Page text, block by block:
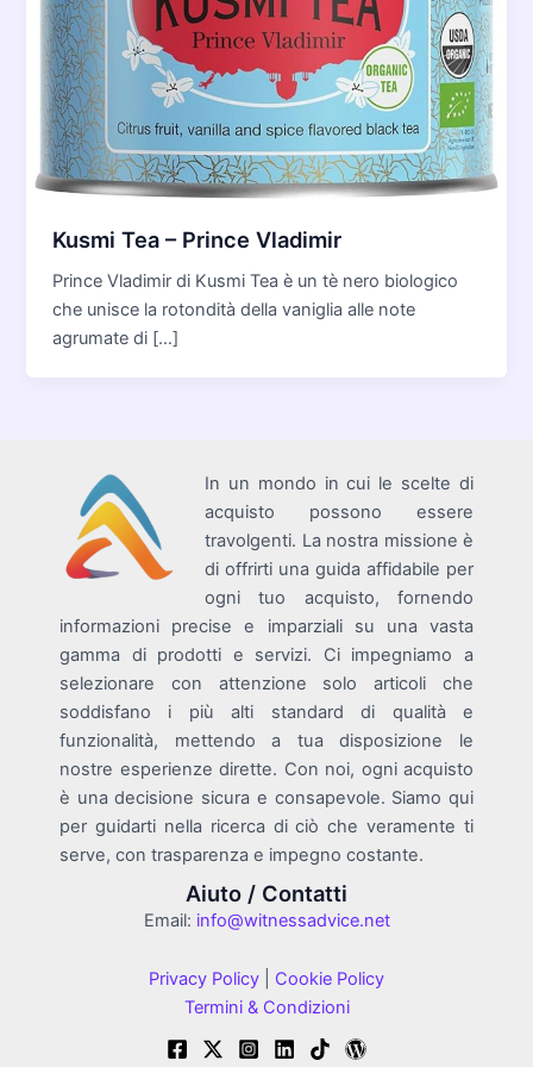
Kusmi Tea – Prince Vladimir
Prince Vladimir di Kusmi Tea è un tè nero biologico
che unisce la rotondità della vaniglia alle note
agrumate di […]
In un mondo in cui le scelte di
acquisto possono essere
travolgenti. La nostra missione è
di offrirti una guida affidabile per
ogni tuo acquisto, fornendo
informazioni precise e imparziali su una vasta
gamma di prodotti e servizi. Ci impegniamo a
selezionare con attenzione solo articoli che
soddisfano i più alti standard di qualità e
funzionalità, mettendo a tua disposizione le
nostre esperienze dirette. Con noi, ogni acquisto
è una decisione sicura e consapevole. Siamo qui
per guidarti nella ricerca di ciò che veramente ti
serve, con trasparenza e impegno costante.
Aiuto / Contatti
Email: info@witnessadvice.net
Privacy Policy
Cookie Policy
Termini & Condizioni